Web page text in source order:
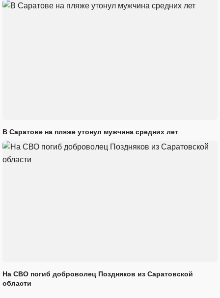
В Саратове на пляже утонул мужчина средних лет
На СВО погиб доброволец Поздняков из Саратовской
области